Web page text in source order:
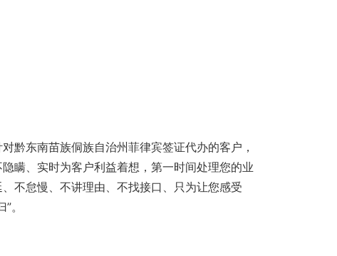
黔东南苗族侗族自治州菲律宾签证代办的客户，
瞒、实时为客户利益着想，第一时间处理您的业
不怠慢、不讲理由、不找接口、只为让您感受
。